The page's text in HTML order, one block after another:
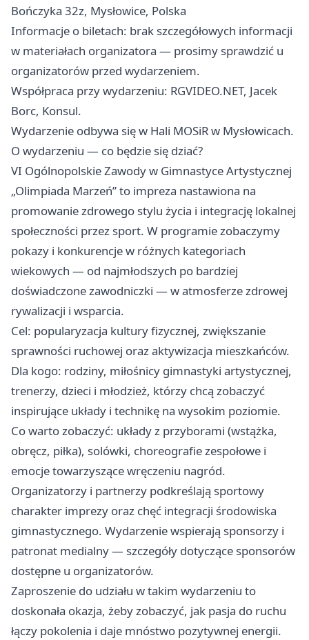
Bończyka 32z, Mysłowice, Polska
Informacje o biletach: brak szczegółowych informacji
w materiałach organizatora — prosimy sprawdzić u
organizatorów przed wydarzeniem.
Współpraca przy wydarzeniu: RGVIDEO.NET, Jacek
Borc, Konsul.
Wydarzenie odbywa się w Hali MOSiR w Mysłowicach.
O wydarzeniu — co będzie się dziać?
VI Ogólnopolskie Zawody w Gimnastyce Artystycznej
„Olimpiada Marzeń” to impreza nastawiona na
promowanie zdrowego stylu życia i integrację lokalnej
społeczności przez sport. W programie zobaczymy
pokazy i konkurencje w różnych kategoriach
wiekowych — od najmłodszych po bardziej
doświadczone zawodniczki — w atmosferze zdrowej
rywalizacji i wsparcia.
Cel: popularyzacja kultury fizycznej, zwiększanie
sprawności ruchowej oraz aktywizacja mieszkańców.
Dla kogo: rodziny, miłośnicy gimnastyki artystycznej,
trenerzy, dzieci i młodzież, którzy chcą zobaczyć
inspirujące układy i technikę na wysokim poziomie.
Co warto zobaczyć: układy z przyborami (wstążka,
obręcz, piłka), solówki, choreografie zespołowe i
emocje towarzyszące wręczeniu nagród.
Organizatorzy i partnerzy podkreślają sportowy
charakter imprezy oraz chęć integracji środowiska
gimnastycznego. Wydarzenie wspierają sponsorzy i
patronat medialny — szczegóły dotyczące sponsorów
dostępne u organizatorów.
Zaproszenie do udziału w takim wydarzeniu to
doskonała okazja, żeby zobaczyć, jak pasja do ruchu
łączy pokolenia i daje mnóstwo pozytywnej energii.